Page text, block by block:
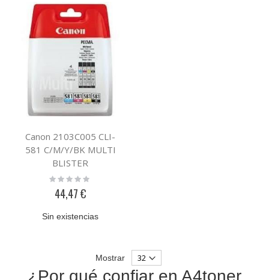
Canon 2103C005 CLI-
581 C/M/Y/BK MULTI
BLISTER
Rating:
44,47 €
Sin existencias
Mostrar
¿Por qué confiar en A4toner